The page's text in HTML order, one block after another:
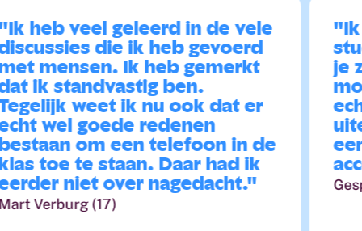
heb veel geleerd in de vele
die ik heb gevoerd
mensen. Ik heb gemerkt
ik standvastig ben.
weet ik nu ook dat er
wel goede redenen
om een telefoon in de
toe te staan. Daar had ik
niet over nagedacht."
Verburg (17)
"Ik
je
een